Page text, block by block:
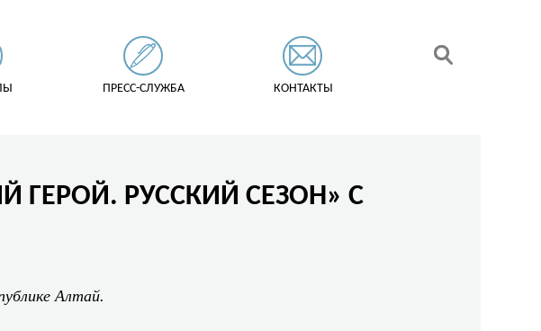
ПРЕСС-СЛУЖБА КОНТАКТЫ
ГЕРОЙ. РУССКИЙ СЕЗОН» С
Алтай.